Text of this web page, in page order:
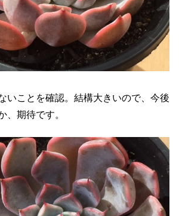
いことを確認。結構大きいので、今後
、期待です。